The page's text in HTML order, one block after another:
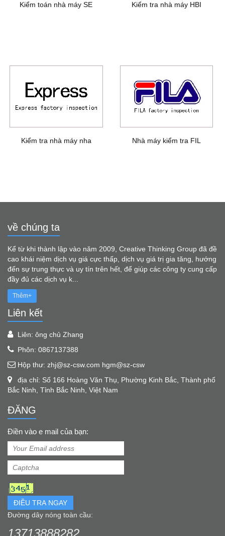
Kiểm toán nhà máy SE Kiểm tra nhà máy HBI
Kiểm tra nhà máy nha Nhà máy kiểm tra FIL
về chúng ta
Kể từ khi thành lập vào năm 2009, Creative Thinking Group đã đề
cao khái niệm dịch vụ giá cực thấp, dịch vụ giá trị gia tăng, hướng
đến sự trung thực và uy tín trên hết, để giúp các công ty cung cấp
đầy đủ các dịch vụ k...
Thêm+
Liên kết
Liên: ông chủ Zhang
Phôn: 0867137388
Hộp thư: zhj@sz-csw.com hgm@sz-csw
địa chỉ: Số 166 Hoàng Văn Thụ, Phường Kinh Bắc, Thành phố
Bắc Ninh, Tỉnh Bắc Ninh, Việt Nam
ĐĂNG
Điền vào e mail của bạn:
ĐIỀU TRA NGAY
Đường dây nóng toàn cầu: